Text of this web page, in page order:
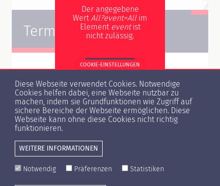
Termine
Der angegebene
WertAll?event=Allim
Element eventist
nicht zulässig.
WEITER
Prüfungen Veranstaltungen Seminare
COOKIE-EINSTELLUNGEN
Diese Webseite verwendet Cookies. Notwendige
Cookies helfen dabei, eine Webseite nutzbar zu
machen, indem sie Grundfunktionen wie Zugriff auf
sichere Bereiche der Webseite ermöglichen. Diese
Webseite kann ohne diese Cookies nicht richtig
funktionieren.
WEITERE INFORMATIONEN
Notwendig Präferenzen Statistiken